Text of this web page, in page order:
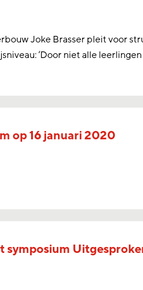
Joke Brasser pleit voor
‘Door niet alle
op 16 januari 2020
symposium